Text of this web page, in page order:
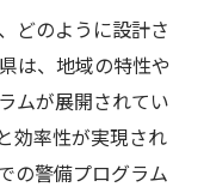
どのように設計さ
は、地域の特性や
ムが展開されてい
効率性が実現され
の警備プログラム